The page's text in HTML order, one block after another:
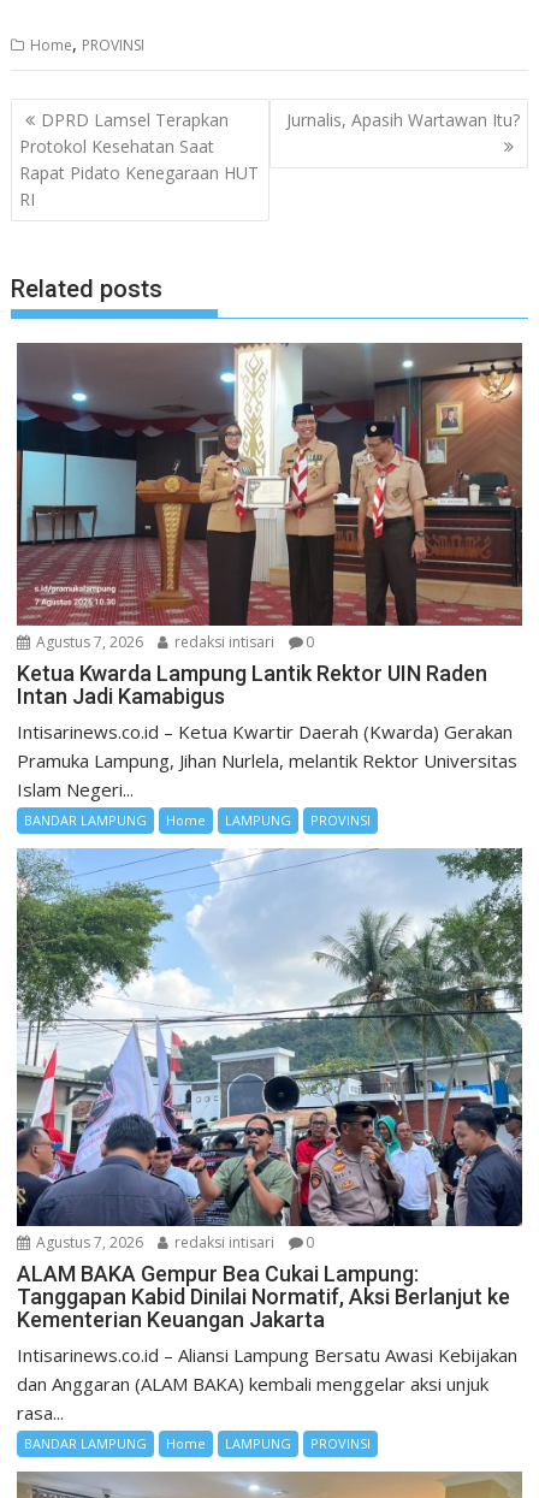
Home, PROVINSI
Navigasi
pos
DPRD Lamsel Terapkan
Protokol Kesehatan Saat
Rapat Pidato Kenegaraan HUT
RI
Jurnalis, Apasih Wartawan Itu?
Related posts
Agustus 7, 2026 redaksi intisari 0
Ketua Kwarda Lampung Lantik Rektor UIN Raden
Intan Jadi Kamabigus
Intisarinews.co.id – Ketua Kwartir Daerah (Kwarda) Gerakan
Pramuka Lampung, Jihan Nurlela, melantik Rektor Universitas
Islam Negeri...
BANDAR LAMPUNG Home LAMPUNG PROVINSI
Agustus 7, 2026 redaksi intisari 0
ALAM BAKA Gempur Bea Cukai Lampung:
Tanggapan Kabid Dinilai Normatif, Aksi Berlanjut ke
Kementerian Keuangan Jakarta
Intisarinews.co.id – Aliansi Lampung Bersatu Awasi Kebijakan
dan Anggaran (ALAM BAKA) kembali menggelar aksi unjuk
rasa...
BANDAR LAMPUNG Home LAMPUNG PROVINSI